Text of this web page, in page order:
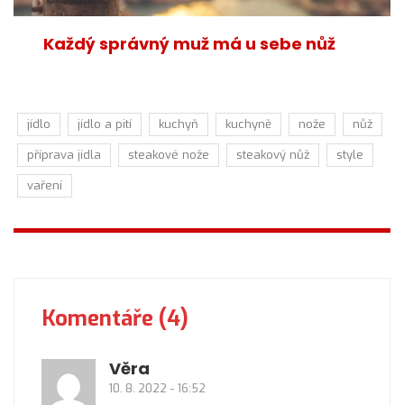
Každý správný muž má u sebe nůž
jídlo jídlo a pití kuchyň kuchyně nože
nůž
příprava jídla
steakové nože steakový nůž
style
vaření
Komentáře (4)
Věra
10. 8. 2022 - 16:52